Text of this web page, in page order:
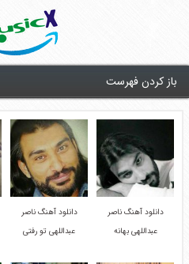
باز کردن فهرست
دانلود آهنگ ناصر
عبداللهی بهانه
دانلود آهنگ ناصر
عبداللهی تو رفتی